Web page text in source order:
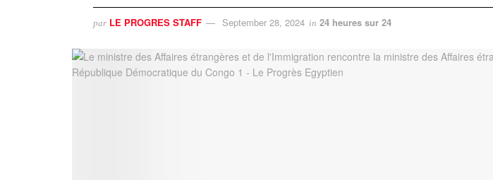
par LE PROGRES STAFF September 28, 2024 in 24 heures sur 24